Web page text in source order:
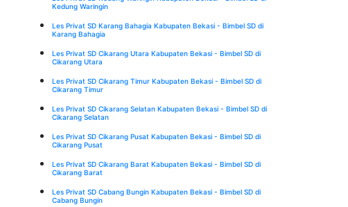
Kedung Waringin
Les Privat SD Karang Bahagia Kabupaten Bekasi - Bimbel SD di
Karang Bahagia
Les Privat SD Cikarang Utara Kabupaten Bekasi - Bimbel SD di
Cikarang Utara
Les Privat SD Cikarang Timur Kabupaten Bekasi - Bimbel SD di
Cikarang Timur
Les Privat SD Cikarang Selatan Kabupaten Bekasi - Bimbel SD di
Cikarang Selatan
Les Privat SD Cikarang Pusat Kabupaten Bekasi - Bimbel SD di
Cikarang Pusat
Les Privat SD Cikarang Barat Kabupaten Bekasi - Bimbel SD di
Cikarang Barat
Les Privat SD Cabang Bungin Kabupaten Bekasi - Bimbel SD di
Cabang Bungin